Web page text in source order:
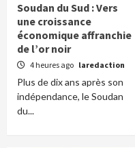
Soudan du Sud : Vers
une croissance
économique affranchie
de l’or noir
4 heures ago laredaction
Plus de dix ans après son
indépendance, le Soudan
du...